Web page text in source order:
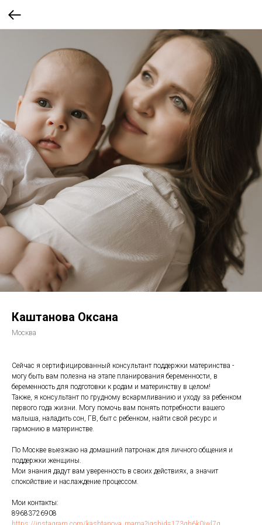
Каштанова Оксана
Москва
Сейчас я сертифицированный консультант поддержки материнства -
могу быть вам полезна на этапе планирования беременности, в
беременность для подготовки к родам и материнству в целом!
Также, я консультант по грудному вскармливанию и уходу за ребенком
первого года жизни. Могу помочь вам понять потребности вашего
малыша, наладить сон, ГВ, быт с ребенком, найти свой ресурс и
гармонию в материнстве.
По Москве выезжаю на домашний патронаж для личного общения и
поддержки женщины.
Мои знания дадут вам уверенность в своих действиях, а значит
спокойствие и наслаждение процессом.
Мои контакты:
89683726908